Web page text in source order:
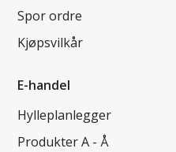
Spor ordre
Kjøpsvilkår
E-handel
Hylleplanlegger
Produkter A - Å